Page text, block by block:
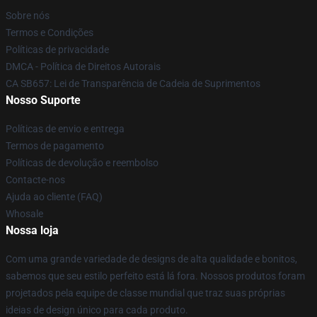
Sobre nós
Termos e Condições
Políticas de privacidade
DMCA - Política de Direitos Autorais
CA SB657: Lei de Transparência de Cadeia de Suprimentos
Nosso Suporte
Políticas de envio e entrega
Termos de pagamento
Políticas de devolução e reembolso
Contacte-nos
Ajuda ao cliente (FAQ)
Whosale
Nossa loja
Com uma grande variedade de designs de alta qualidade e bonitos,
sabemos que seu estilo perfeito está lá fora. Nossos produtos foram
projetados pela equipe de classe mundial que traz suas próprias
ideias de design único para cada produto.